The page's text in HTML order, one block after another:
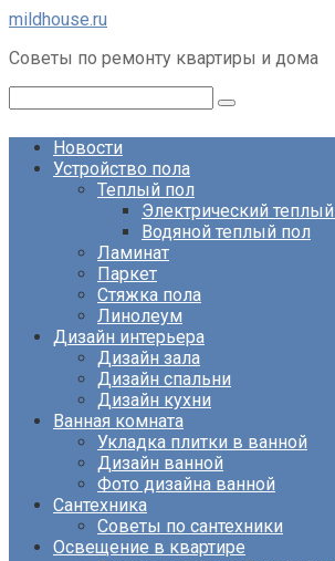
Перейти
контенту
mildhouse.ru
Советы по ремонту квартиры и дома
Новости
Устройство пола
Теплый пол
Электрический
Водяной теплый пол
Ламинат
Паркет
Стяжка пола
Линолеум
Дизайн интерьера
Дизайн зала
Дизайн спальни
Дизайн кухни
Ванная комната
Укладка плитки в ванной
Дизайн ванной
Фото дизайна ванной
Сантехника
Советы по сантехники
Освещение в квартире